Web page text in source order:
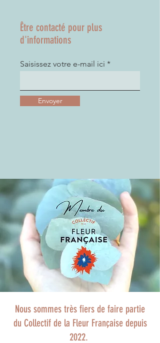
​Être contacté pour plus
d'informations
Saisissez votre e-mail ici
Envoyer
Nous sommes très fiers de faire partie
du Collectif de la Fleur Française depuis
2022.